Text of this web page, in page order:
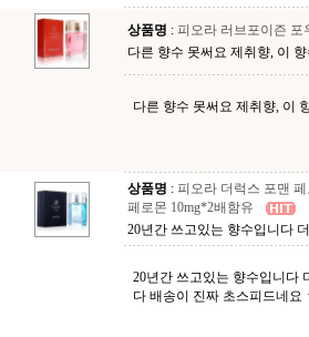
상품명 : 피오라 러브포이즌 포
다른 향수 못써요 제취향, 이 향
다른 향수 못써요 제취향, 이
상품명 : 피오라 더럭스 포맨
페로몬 10mg*2배함유
20년간 쓰고있는 향수입니다
20년간 쓰고있는 향수입니다
다 배송이 진짜 초스피드네